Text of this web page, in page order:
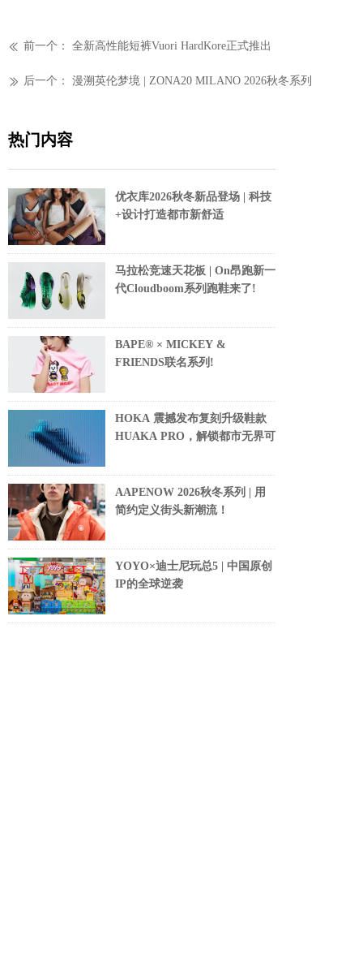
ꅃ 前一个： 全新高性能短裤Vuori HardKore正式推出
ꅀ 后一个： 漫溯英伦梦境 | ZONA20 MILANO 2026秋冬系列
热门内容
优衣库2026秋冬新品登场 | 科技
+设计打造都市新舒适
马拉松竞速天花板 | On昂跑新一
代Cloudboom系列跑鞋来了!
BAPE® × MICKEY &
FRIENDS联名系列!
HOKA 震撼发布复刻升级鞋款
HUAKA PRO，解锁都市无界可
AAPENOW 2026秋冬系列 | 用
简约定义街头新潮流！
YOYO×迪士尼玩总5 | 中国原创
IP的全球逆袭